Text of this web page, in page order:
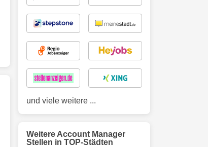
und viele weitere ...
Weitere Account Manager
Stellen in TOP-Städten